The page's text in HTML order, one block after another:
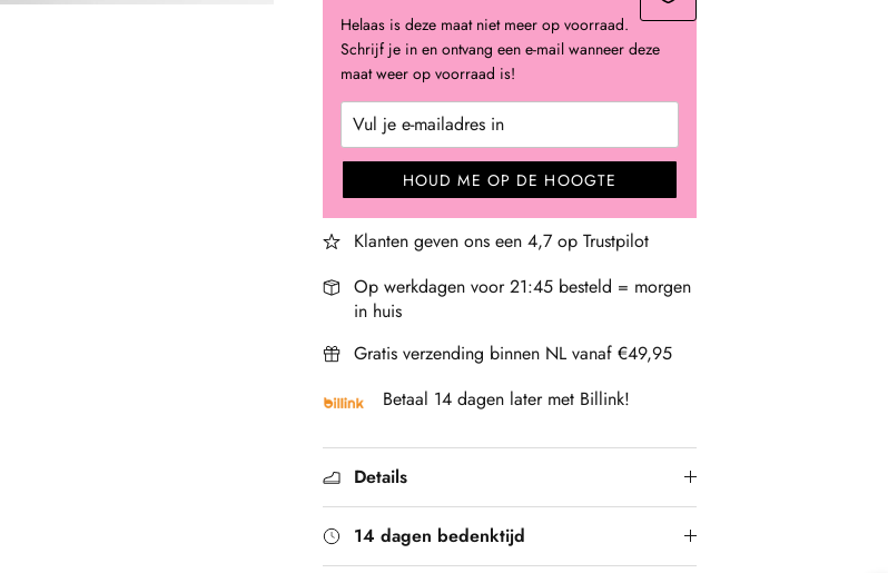
Helaas is deze maat niet meer op voorraad.
Schrijf je in en ontvang een e-mail wanneer deze
maat weer op voorraad is!
HOUD ME OP DE HOOGTE
Klanten geven ons een 4,7 op Trustpilot
Op werkdagen voor 21:45 besteld = morgen
in huis
Gratis verzending binnen NL vanaf €49,95
Betaal 14 dagen later met Billink!
Details
14 dagen bedenktijd